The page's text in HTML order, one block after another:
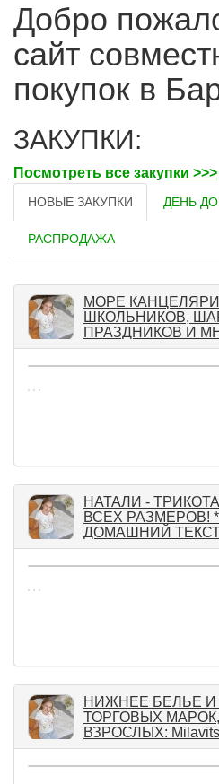
Добро
сайт
покупок в
ЗАКУПКИ:
Посмотреть все закупки >>>
НОВЫЕ ЗАКУПКИ ДЕНЬ
РАСПРОДАЖА
МОРЕ
ШКОЛЬНИКОВ,
ПРАЗДНИКОВ И
НАТАЛИ -
ВСЕХ РАЗМЕРОВ!
ДОМАШНИЙ
НИЖНЕЕ БЕЛЬЕ
ТОРГОВЫХ
ВЗРОСЛЫХ:
Intri, Lui et Elle,
КРОКИД и др.